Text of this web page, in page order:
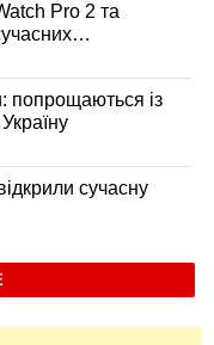
Pro 2 та
попрощаються із
сучасну